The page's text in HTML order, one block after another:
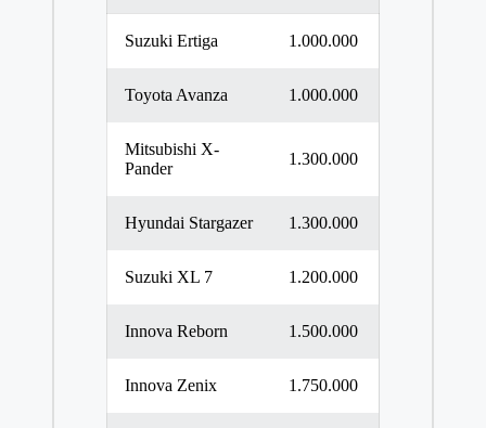
Suzuki Ertiga 1.000.000
Toyota Avanza 1.000.000
Mitsubishi X-
Pander
1.300.000
Hyundai Stargazer 1.300.000
Suzuki XL 7 1.200.000
Innova Reborn 1.500.000
Innova Zenix 1.750.000